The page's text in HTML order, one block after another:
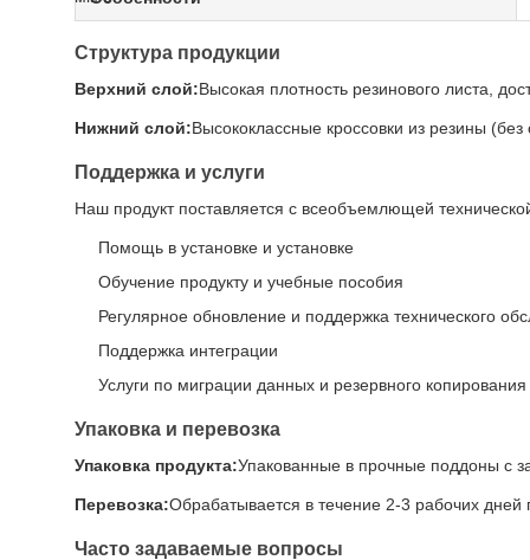
Структура продукции
Верхний слой:Высокая плотность резинового листа,
Нижний слой:Высококлассные кроссовки из резины (без
Поддержка и услуги
Наш продукт поставляется с всеобъемлющей
Помощь в установке и установке
Обучение продукту и учебные пособия
Регулярное обновление и поддержка технического
Поддержка интеграции
Услуги по миграции данных и резервного копирования
Упаковка и перевозка
Упаковка продукта:Упакованные в прочные поддоны с
Перевозка:Обрабатывается в течение 2-3 рабочих
Часто задаваемые вопросы